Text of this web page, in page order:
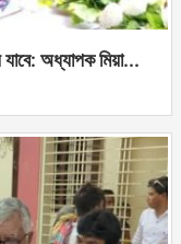
যাবে: অধ্যাপক মিয়া...